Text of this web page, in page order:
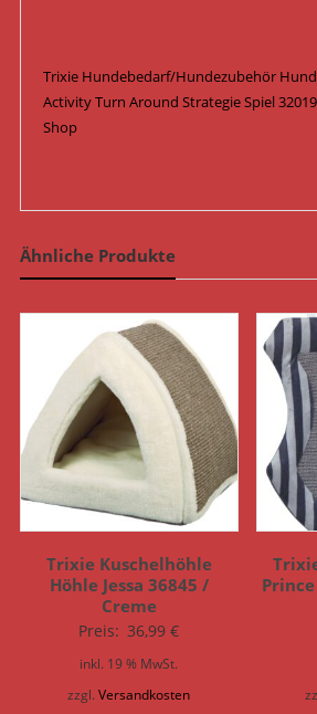
Trixie Hundebedarf/Hundezubehör
Activity Turn Around Strategie Spiel
Shop
Ähnliche Produkte
Trixie Kuschelhöhle
Höhle Jessa 36845 /
Creme
Preis: 36,99€
inkl. 19 % MwSt.
zzgl.Versandkosten